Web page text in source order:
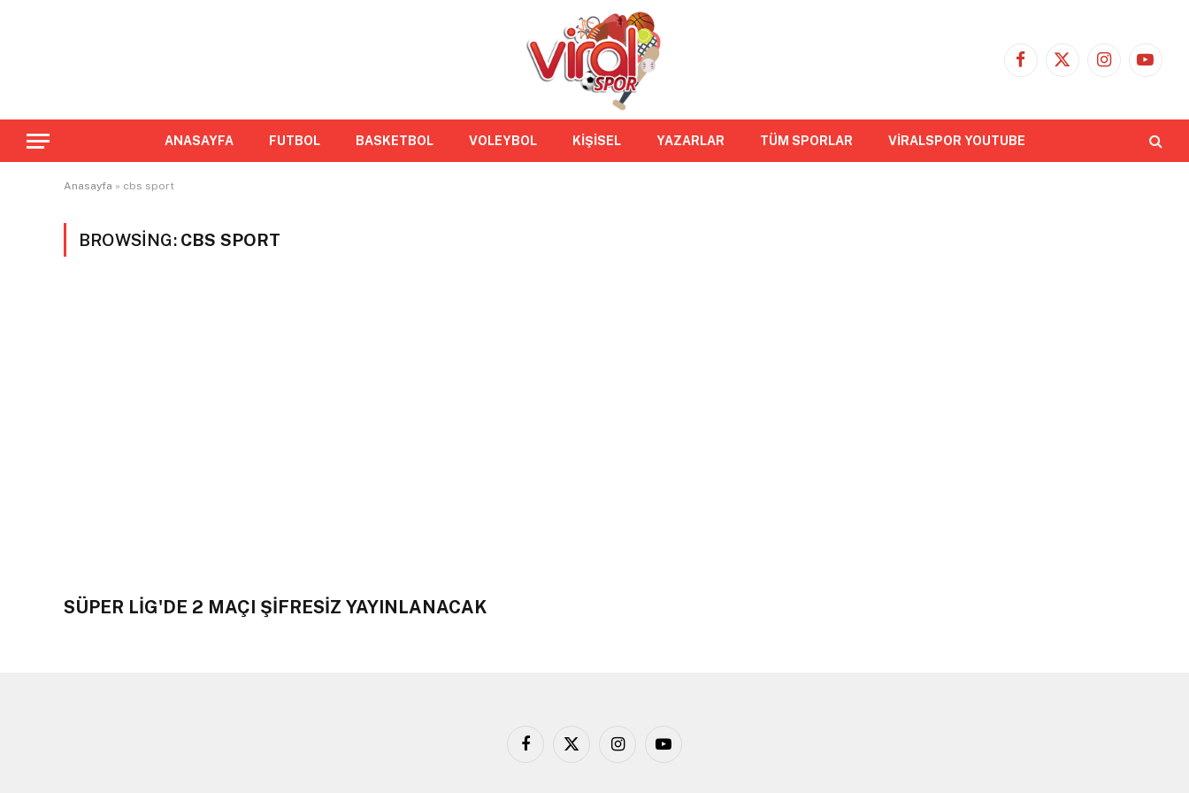
Facebook
X
Instagram
ANASAYFA FUTBOL BASKETBOL VOLEYBOL KİŞİSEL YAZARLAR TÜM SPORLAR VİRALSPOR YOUTUBE
Anasayfa » cbs sport
BROWSING: CBS SPORT
SÜPER LİG'DE 2 MAÇI ŞİFRESİZ YAYINLANACAK
Facebook
X
InstagramYouTube